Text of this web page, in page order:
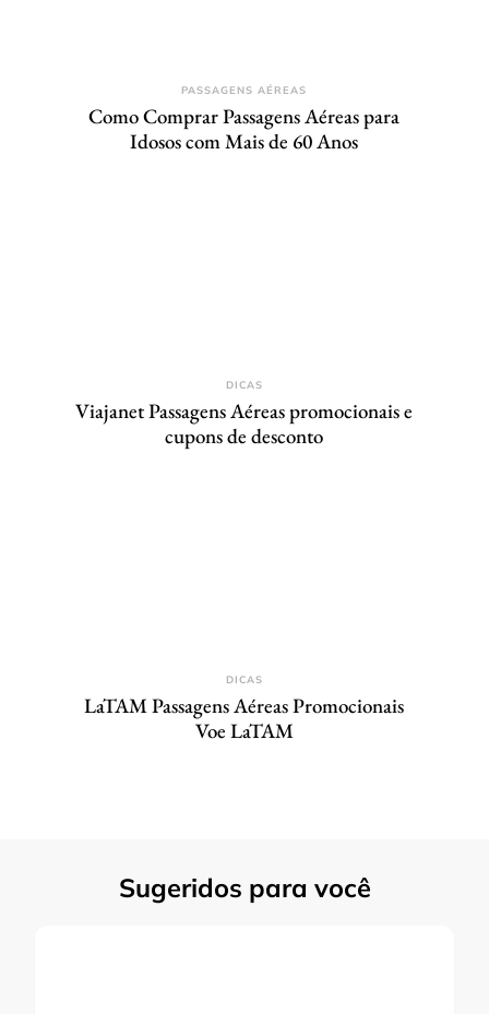
PASSAGENS AÉREAS
Como Comprar Passagens Aéreas para
Idosos com Mais de 60 Anos
DICAS
Viajanet Passagens Aéreas promocionais e
cupons de desconto
DICAS
LaTAM Passagens Aéreas Promocionais
Voe LaTAM
Sugeridos para você